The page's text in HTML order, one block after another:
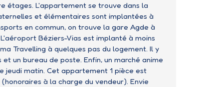
étages. L'appartement se trouve dans la
et élémentaires sont implantées à
en commun, on trouve la gare Agde à
Béziers-Vias est implanté à moins
Travelling à quelques pas du logement. Il y
un bureau de poste. Enfin, un marché anime
jeudi matin. Cet appartement 1 pièce est
à la charge du vendeur). Envie